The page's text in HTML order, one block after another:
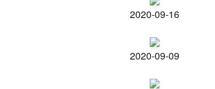
2020-09-16
2020-09-09